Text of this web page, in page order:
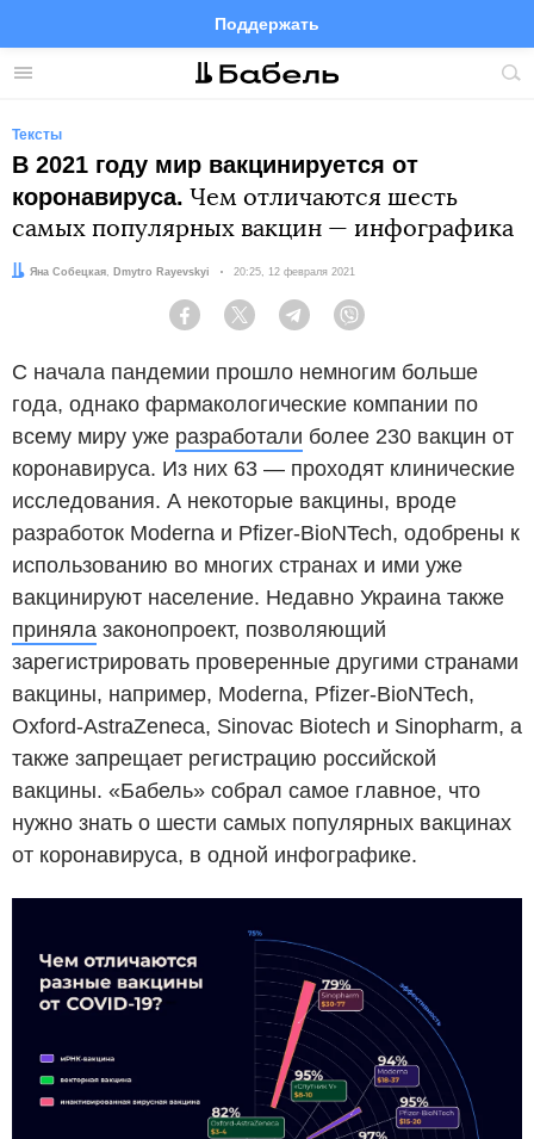
Меню
Поддержать
FacebookTelegramTwitter
Тексты
В 2021 году мир вакцинируется от
коронавируса. Чем отличаются шесть
самых популярных вакцин — инфографика
Автор:
Яна Собецкая
Редактор: Dmytro Rayevskyi Дата:
20:25, 12 февраля 2021
Facebook Twitter Telegram
С начала пандемии прошло немногим больше
года, однако фармакологические компании по
всему миру уже разработали более 230 вакцин от
коронавируса. Из них 63 — проходят клинические
исследования. А некоторые вакцины, вроде
разработок Moderna и Pfizer-BioNTech, одобрены к
использованию во многих странах и ими уже
вакцинируют население. Недавно Украина также
приняла законопроект, позволяющий
зарегистрировать проверенные другими странами
вакцины, например, Moderna, Pfizer-BioNTech,
Oxford-AstraZeneca, Sinovac Biotech и Sinopharm, а
также запрещает регистрацию российской
вакцины. «Бабель» собрал самое главное, что
нужно знать о шести самых популярных вакцинах
от коронавируса, в одной инфографике.